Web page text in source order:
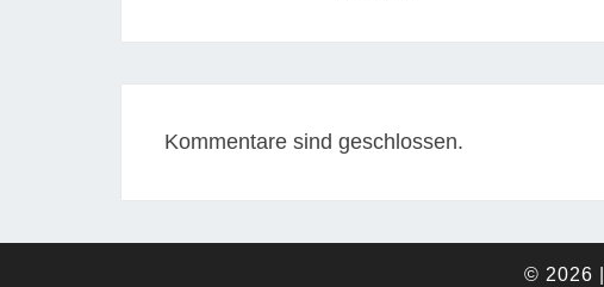
Kommentare sind geschlossen.
© 2026